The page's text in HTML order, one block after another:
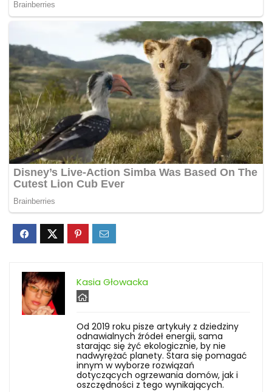
Kasia Głowacka
Od 2019 roku pisze artykuły z dziedziny
odnawialnych źródeł energii, sama
starając się żyć ekologicznie, by nie
nadwyrężać planety. Stara się pomagać
innym w wyborze rozwiązań
dotyczących ogrzewania domów, jak i
oszczędności z tego wynikających.